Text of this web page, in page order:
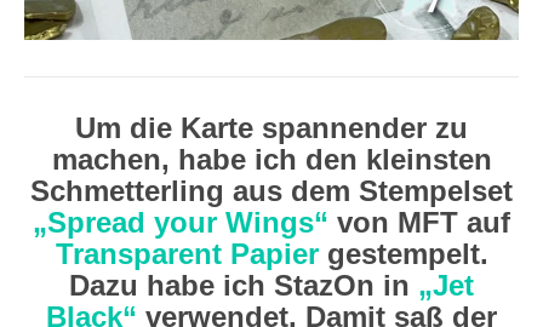
Um die Karte spannender zu
machen, habe ich den kleinsten
Schmetterling aus dem Stempelset
„Spread your Wings“ von MFT auf
Transparent Papiergestempelt.
Dazu habe ich StazOn in „Jet
Black“ verwendet. Damit saß der